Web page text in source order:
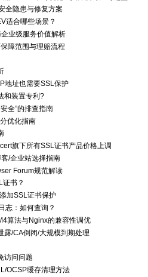
全隐患与修复方案
适合哪些场景？
业级服务价值解析
障范围与理赔流程
地址也需要SSL保护
和装置专利?
全”的排查指南
优化指南
旗下所有SSL证书产品价格上调
/企业站选择指南
Forum规范解读
书？
加SSL证书保护
志：如何查询？
算法与Nginx的兼容性调优
露/CA倒闭/大规模到期处理
访问问题
OCSP缓存清理方法